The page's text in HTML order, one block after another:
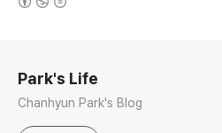
Park's Life
Chanhyun Park's Blog